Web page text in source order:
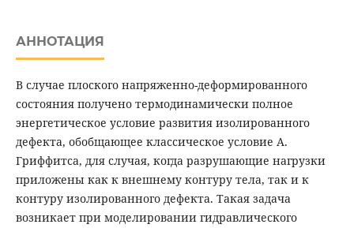
АННОТАЦИЯ
В случае плоского напряженно-деформированного
состояния получено термодинамически полное
энергетическое условие развития изолированного
дефекта, обобщающее классическое условие А.
Гриффитса, для случая, когда разрушающие нагрузки
приложены как к внешнему контуру тела, так и к
контуру изолированного дефекта. Такая задача
возникает при моделировании гидравлического